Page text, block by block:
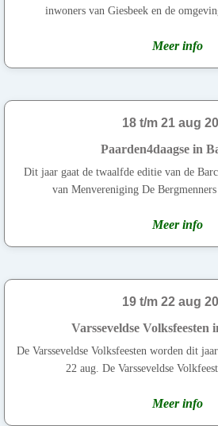
inwoners van Giesbeek en de
Meer info
18 t/m 21 aug
Paarden4daagse in
Dit jaar gaat de twaalfde editie van de
van Menvereniging De Bergmenners
Meer info
19 t/m 22 aug
Varsseveldse Volksfeesten
De Varsseveldse Volksfeesten worden dit
22 aug. De Varsseveldse
Meer info